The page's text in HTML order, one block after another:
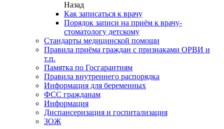
Назад
Как записаться к врачу
Порядок записи на приём к врачу-
стоматологу детскому
Стандарты медицинской помощи
Правила приёма граждан с признаками ОРВИ и
т.п.
Памятка по Госгарантиям
Правила внутреннего распорядка
Информация для беременных
ФСС гражданам
Информация
Диспансеризация и госпитализация
ЗОЖ